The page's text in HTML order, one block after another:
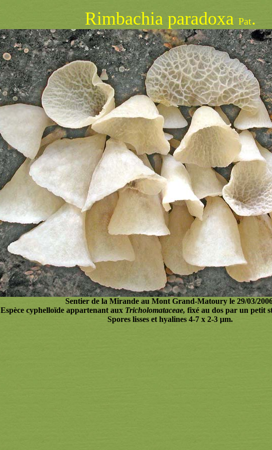
Rimbachia paradoxa Pat.
Sentier de la Mirande au Mont Grand-Matoury le 29/03/
Espèce cyphelloïde appartenant aux Tricholomataceae, fixé au dos par un petit
Spores lisses et hyalines 4-7 x 2-3 µm.